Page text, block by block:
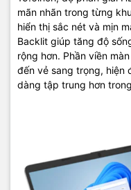
mãn nhãn trong từng
hiển thị sắc nét và mịn
Backlit giúp tăng độ
rộng hơn. Phần viền
đến vẻ sang trọng, hiện
dàng tập trung hơn